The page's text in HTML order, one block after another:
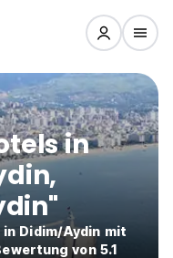
in
Didim/Aydin mit
von 5.1